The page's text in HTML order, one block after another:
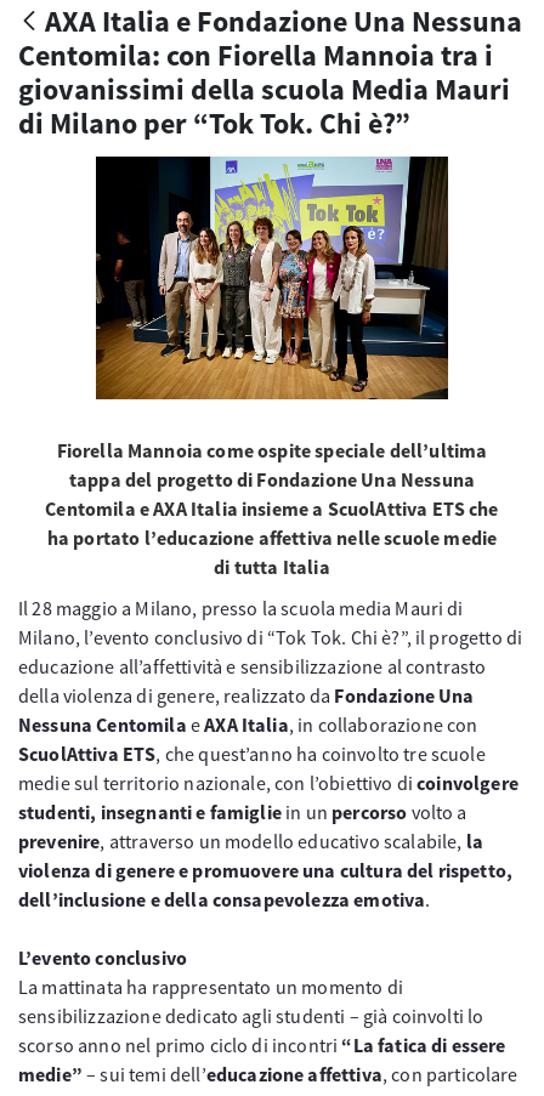
AXA Italia e Fondazione Una Nessuna
Centomila: con Fiorella Mannoia tra i
giovanissimi della scuola Media Mauri
di Milano per “Tok Tok. Chi è?”
Fiorella Mannoia come ospite speciale dell’ultima
tappa del progetto di Fondazione Una Nessuna
Centomila e AXA Italia insieme a ScuolAttiva ETS che
ha portato l’educazione affettiva nelle scuole medie
di tutta Italia
Il 28 maggio a Milano, presso la scuola media Mauri di
Milano, l’evento conclusivo di “Tok Tok. Chi è?”, il progetto di
educazione all’affettività e sensibilizzazione al contrasto
della violenza di genere, realizzato da Fondazione Una
Nessuna Centomila eAXA Italia, in collaborazione con
ScuolAttiva ETS, che quest’anno ha coinvolto tre scuole
medie sul territorio nazionale, con l’obiettivo dicoinvolgere
studenti, insegnanti e famigliein un percorso volto a
prevenire, attraverso un modello educativo scalabile, la
violenza di genere e promuovere una cultura del rispetto,
dell’inclusione e della consapevolezza emotiva.
L’evento conclusivo
La mattinata ha rappresentato un momento di
sensibilizzazione dedicato agli studenti – già coinvolti lo
scorso anno nel primo ciclo di incontri “La fatica di essere
medie” – sui temi dell’educazione affettiva, con particolare